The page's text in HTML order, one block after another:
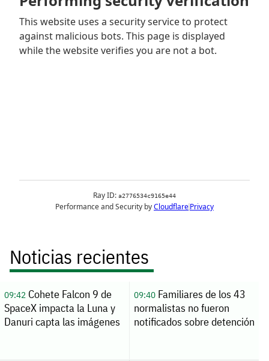
Noticias recientes
09:42Cohete Falcon 9 de
SpaceX impacta la Luna y
Danuri capta las imágenes
09:40Familiares de los 43
normalistas no fueron
notificados sobre detención